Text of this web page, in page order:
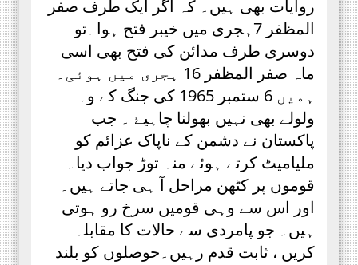
روایات بھی ہیں۔ کہ اگر ایک طرف صفر
المظفر 7ہجری میں خیبر فتح ہوا۔تو
دوسری طرف مدائن کی فتح بھی اسی
ماہ صفر المظفر 16 ہجری میں ہوئی۔
ہمیں 6 ستمبر 1965 کی جنگ کے وہ
ولولے بھی نہیں بھولنا چاہیۓ ۔ جب
پاکستان نے دشمن کے ناپاک عزائم کو
ملیامیٹ کرتے ہوئے منہ توڑ جواب دیا۔
قوموں پر کٹھن مراحل آ ہی جاتے ہیں۔
اور اس سے وہی قومیں سرخ رو ہوتی
ہیں۔ جو پامردی سے حالات کا مقابلہ
کریں ، ثابت قدم رہیں۔حوصلوں کو بلند